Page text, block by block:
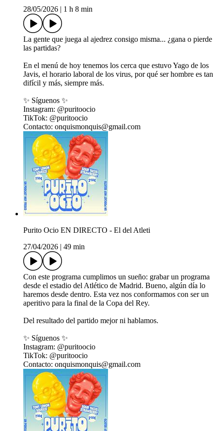
28/05/2026
1 h 8 min
La gente que juega al ajedrez consigo misma... ¿gana o pierde
las partidas?
En el menú de hoy tenemos los cerca que estuvo Yago de los
Javis, el horario laboral de los virus, por qué ser hombre es tan
difícil y más, siempre más.
✨ Síguenos ✨
Instagram: @puritoocio
TikTok: @puritoocio
Contacto: onquismonquis@gmail.com
Purito Ocio EN DIRECTO - El del Atleti
27/04/2026
49 min
Con este programa cumplimos un sueño: grabar un programa
desde el estadio del Atlético de Madrid. Bueno, algún día lo
haremos desde dentro. Esta vez nos conformamos con ser un
aperitivo para la final de la Copa del Rey.
Del resultado del partido mejor ni hablamos.
✨ Síguenos ✨
Instagram: @puritoocio
TikTok: @puritoocio
Contacto: onquismonquis@gmail.com